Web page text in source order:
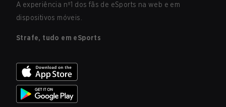
A experiência nº1 dos fãs de eSports na web e em
dispositivos móveis.
Strafe, tudo em eSports